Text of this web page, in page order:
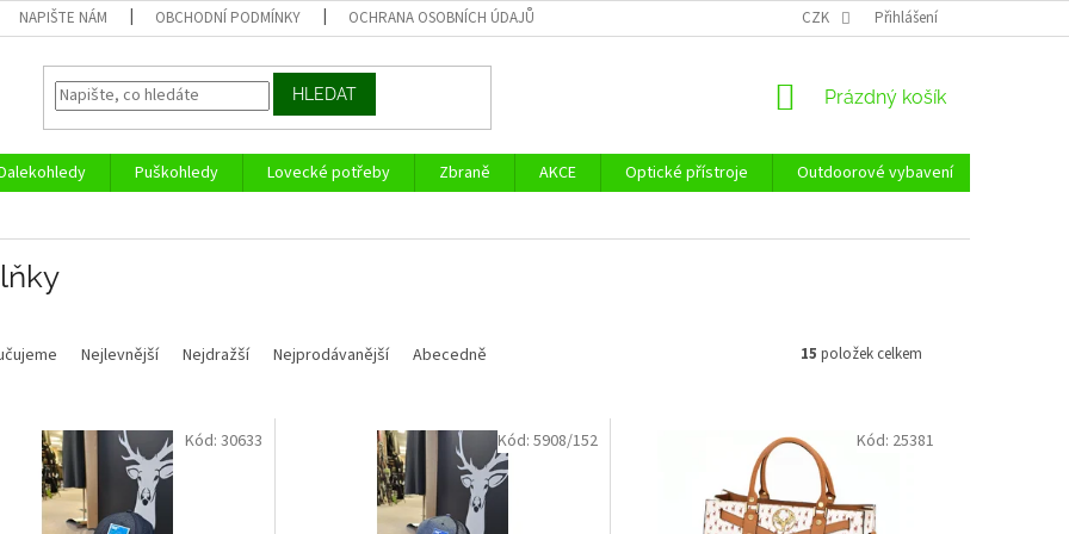
NAPIŠTE NÁM OBCHODNÍ PODMÍNKY OCHRANA OSOBNÍCH ÚDAJŮ ZÁSADY POUŽÍVÁNÍ SOUBORŮ COOKIES REKLAMAČNÍ ŘÁD -
CZK Přihlášení
HLEDAT
NÁKUPNÍ
Prázdný košík
Puškohledy Lovecké potřeby Zbraně AKCE Optické přístroje Outdoorové vybavení
Nejlevnější Nejdražší Nejprodávanější Abecedně 15 položek celkem
Kód: 30633 Kód: 5908/152 Kód: 25381